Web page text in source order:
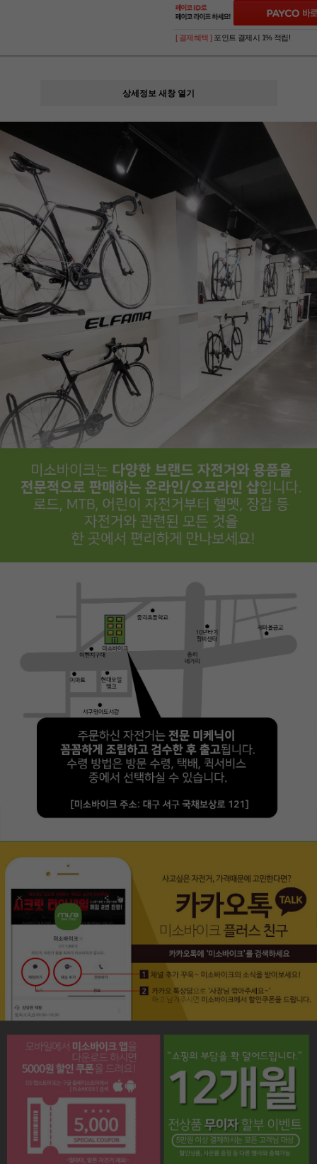
페이코 ID로
페이코 라이프
[ 결제혜택 ] 포인트 결제시 1% 적립!
상세정보 새창 열기